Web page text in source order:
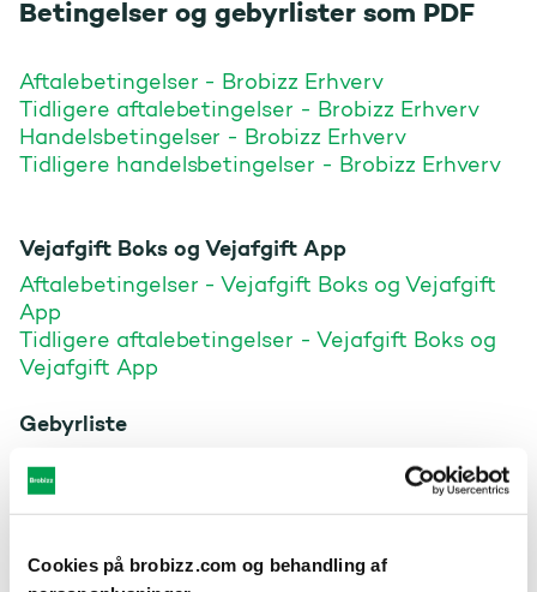
Cookies på brobizz.com og behandling af
Betingelser og gebyrlister som PDF
Aftalebetingelser - Brobizz Erhverv
Tidligere aftalebetingelser - Brobizz Erhverv
Handelsbetingelser - Brobizz Erhverv
Tidligere handelsbetingelser - Brobizz Erhverv
Vejafgift Boks og Vejafgift App
Aftalebetingelser - Vejafgift Boks og Vejafgift
App
Tidligere aftalebetingelser - Vejafgift Boks og
Vejafgift App
Gebyrliste
Gebyr- og prisliste - Brobizz Erhverv
Tidligere gebyr- og prisliste - Brobizz Erhverv
Vilkår og betingelser for Storebælt Pendler